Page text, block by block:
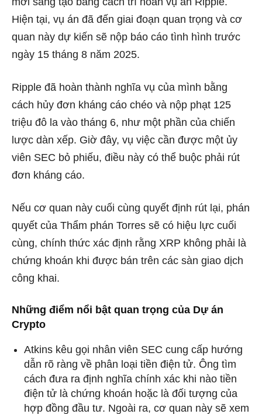
Hiện tại, vụ án đã đến giai đoạn quan trọng và cơ
quan này dự kiến sẽ nộp báo cáo tình hình trước
ngày 15 tháng 8 năm 2025.
Ripple đã hoàn thành nghĩa vụ của mình bằng
cách hủy đơn kháng cáo chéo và nộp phạt 125
triệu đô la vào tháng 6, như một phần của chiến
lược dàn xếp. Giờ đây, vụ việc cần được một ủy
viên SEC bỏ phiếu, điều này có thể buộc phải rút
đơn kháng cáo.
Nếu cơ quan này cuối cùng quyết định rút lại, phán
quyết của Thẩm phán Torres sẽ có hiệu lực cuối
cùng, chính thức xác định rằng XRP không phải là
chứng khoán khi được bán trên các sàn giao dịch
công khai.
Những điểm nổi bật quan trọng của Dự án
Crypto
Atkins kêu gọi nhân viên SEC cung cấp hướng
dẫn rõ ràng về phân loại tiền điện tử. Ông tìm
cách đưa ra định nghĩa chính xác khi nào tiền
điện tử là chứng khoán hoặc là đối tượng của
hợp đồng đầu tư. Ngoài ra, cơ quan này sẽ xem